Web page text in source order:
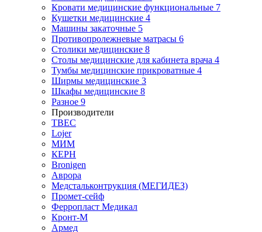
Кровати медицинские функциональные 7
Кушетки медицинские 4
Машины закаточные 5
Противопролежневые матрасы 6
Столики медицинские 8
Столы медицинские для кабинета врача 4
Тумбы медицинские прикроватные 4
Ширмы медицинские 3
Шкафы медицинские 8
Разное 9
Производители
ТВЕС
Lojer
МИМ
КЕРН
Bronigen
Аврора
Медстальконтрукция (МЕГИДЕЗ)
Промет-сейф
Ферропласт Медикал
Кронт-М
Армед